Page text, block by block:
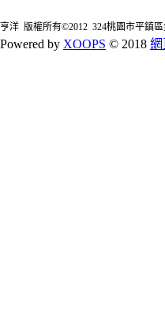
亨洋 版權所有©2012 324桃園市平鎮區
Powered by XOOPS © 2018 網